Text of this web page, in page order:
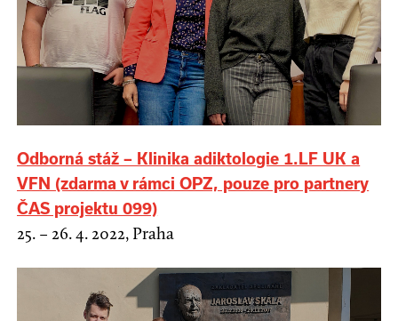
Odborná stáž – Klinika adiktologie 1.LF UK a
VFN (zdarma v rámci OPZ, pouze pro partnery
ČAS projektu 099)
25. – 26. 4. 2022, Praha